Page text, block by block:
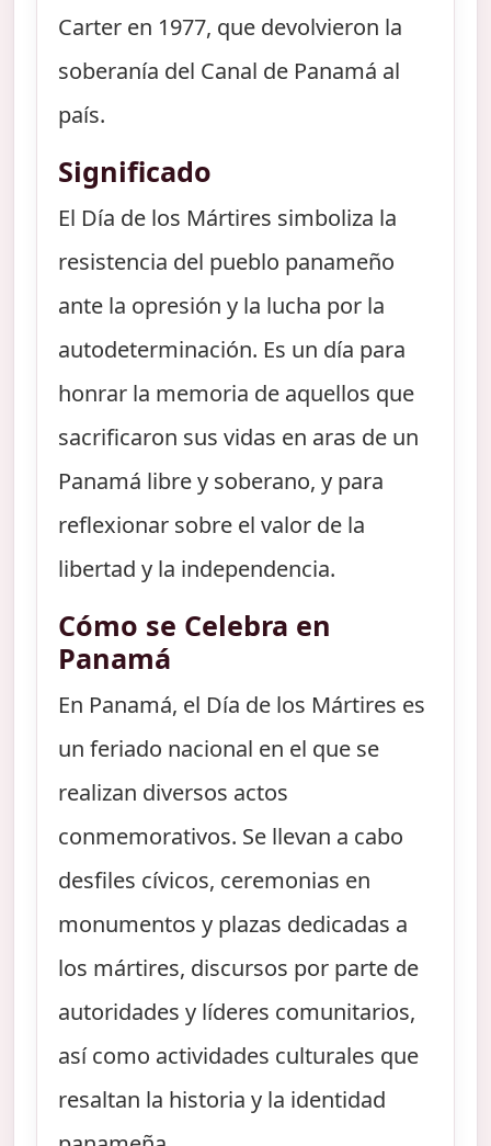
Carter en 1977, que devolvieron la
soberanía del Canal de Panamá al
país.
Significado
El Día de los Mártires simboliza la
resistencia del pueblo panameño
ante la opresión y la lucha por la
autodeterminación. Es un día para
honrar la memoria de aquellos que
sacrificaron sus vidas en aras de un
Panamá libre y soberano, y para
reflexionar sobre el valor de la
libertad y la independencia.
Cómo se Celebra en
Panamá
En Panamá, el Día de los Mártires es
un feriado nacional en el que se
realizan diversos actos
conmemorativos. Se llevan a cabo
desfiles cívicos, ceremonias en
monumentos y plazas dedicadas a
los mártires, discursos por parte de
autoridades y líderes comunitarios,
así como actividades culturales que
resaltan la historia y la identidad